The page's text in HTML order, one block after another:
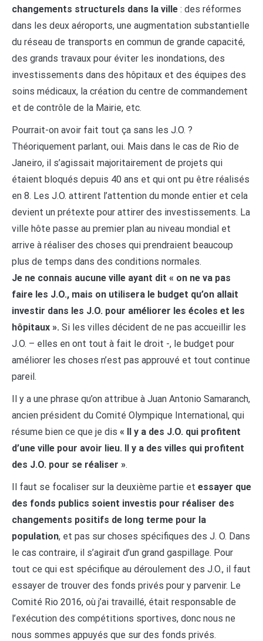
changements structurels dans la ville : des réformes
dans les deux aéroports, une augmentation substantielle
du réseau de transports en commun de grande capacité,
des grands travaux pour éviter les inondations, des
investissements dans des hôpitaux et des équipes des
soins médicaux, la création du centre de commandement
et de contrôle de la Mairie, etc.
Pourrait-on avoir fait tout ça sans les J.O. ?
Théoriquement parlant, oui. Mais dans le cas de Rio de
Janeiro, il s’agissait majoritairement de projets qui
étaient bloqués depuis 40 ans et qui ont pu être réalisés
en 8. Les J.O. attirent l’attention du monde entier et cela
devient un prétexte pour attirer des investissements. La
ville hôte passe au premier plan au niveau mondial et
arrive à réaliser des choses qui prendraient beaucoup
plus de temps dans des conditions normales.
Je ne connais aucune ville ayant dit « on ne va pas
faire les J.O., mais on utilisera le budget qu’on allait
investir dans les J.O. pour améliorer les écoles et les
hôpitaux ». Si les villes décident de ne pas accueillir les
J.O. – elles en ont tout à fait le droit -, le budget pour
améliorer les choses n’est pas approuvé et tout continue
pareil.
Il y a une phrase qu’on attribue à Juan Antonio Samaranch,
ancien président du Comité Olympique International, qui
résume bien ce que je dis « Il y a des J.O. qui profitent
d’une ville pour avoir lieu. Il y a des villes qui profitent
des J.O. pour se réaliser ».
Il faut se focaliser sur la deuxième partie et essayer que
des fonds publics soient investis pour réaliser des
changements positifs de long terme pour la
population, et pas sur choses spécifiques des J. O. Dans
le cas contraire, il s’agirait d’un grand gaspillage. Pour
tout ce qui est spécifique au déroulement des J.O., il faut
essayer de trouver des fonds privés pour y parvenir. Le
Comité Rio 2016, où j’ai travaillé, était responsable de
l’exécution des compétitions sportives, donc nous ne
nous sommes appuyés que sur des fonds privés.